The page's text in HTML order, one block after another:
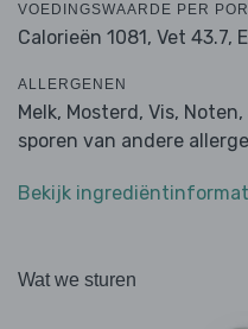
VOEDINGSWAARDE PER
Calorieën 1081, Vet 43.7,
ALLERGENEN
Melk, Mosterd, Vis,
sporen van andere
Bekijk
Wat we sturen